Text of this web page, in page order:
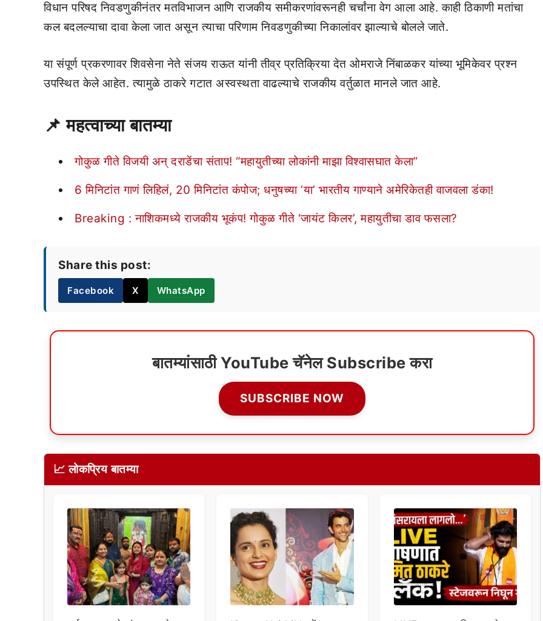
विधान परिषद निवडणुकीनंतर मतविभाजन आणि राजकीय समीकरणांवरूनही चर्चांना वेग आला आहे. काही ठिकाणी मतांचा
कल बदलल्याचा दावा केला जात असून त्याचा परिणाम निवडणुकीच्या निकालांवर झाल्याचे बोलले जाते.
या संपूर्ण प्रकरणावर शिवसेना नेते संजय राऊत यांनी तीव्र प्रतिक्रिया देत ओमराजे निंबाळकर यांच्या भूमिकेवर प्रश्न
उपस्थित केले आहेत. त्यामुळे ठाकरे गटात अस्वस्थता वाढल्याचे राजकीय वर्तुळात मानले जात आहे.
📌महत्वाच्या बातम्या
गोकुळ गीते विजयी अन् दराडेंचा संताप! “महायुतीच्या लोकांनी माझा विश्वासघात केला”
6 मिनिटांत गाणं लिहिलं, 20 मिनिटांत कंपोज; धनुषच्या ‘या’ भारतीय गाण्याने अमेरिकेतही वाजवला डंका!
Breaking : नाशिकमध्ये राजकीय भूकंप! गोकुळ गीते ‘जायंट किलर’, महायुतीचा डाव फसला?
Share this post:
Facebook X WhatsApp
बातम्यांसाठी YouTube चॅनेल Subscribe करा
SUBSCRIBE NOW
📈 लोकप्रिय बातम्या